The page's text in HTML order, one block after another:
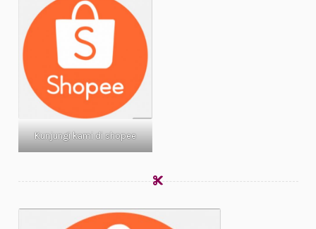
Kunjungi kami di shopee